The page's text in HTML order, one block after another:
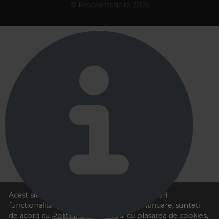
decolorare cu oxidant de 3 este ideala atunci
bland asupra firului de par. Femeile care doresc sa
uniformizeze tonul sau sa obtina o deschidere
usoara, fara agresarea parului, aleg aceasta varianta
pentru un rezultat natural si sanatos. 💡
Acest site foloseste cookies pentru a va oferi
functionalitatea dorita. Navigand in continuare, sunteti
de acord cu Politica de cookies si cu plasarea de cookies,
© Procosmetic.ro 2026